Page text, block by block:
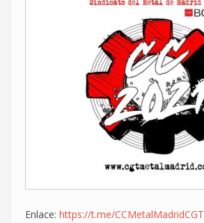
Enlace: https://t.me/CCMetalMadridCGT